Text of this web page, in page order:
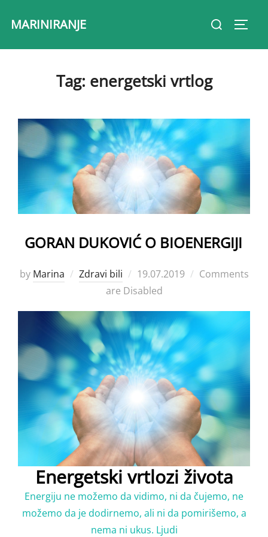
MARINIRANJE
Search
Tag: energetski vrtlog
GORAN DUKOVIĆ O BIOENERGIJI
by Marina Zdravi bili
Posted
on
19.07.2019
Comments
are Disabled
Energetski vrtlozi života
Energiju ne možemo da vidimo, ni da čujemo, ne
možemo da je dodirnemo, ali ni da pomirišemo, a
nema ni ukus. Ljudi